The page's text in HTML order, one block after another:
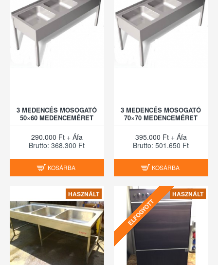
3 MEDENCÉS MOSOGATÓ
50×60 MEDENCEMÉRET
290.000 Ft + Áfa
Brutto: 368.300 Ft
KOSÁRBA
3 MEDENCÉS MOSOGATÓ
70×70 MEDENCEMÉRET
395.000 Ft + Áfa
Brutto: 501.650 Ft
KOSÁRBA
HASZNÁLT HASZNÁLT
ELFOGYOTT